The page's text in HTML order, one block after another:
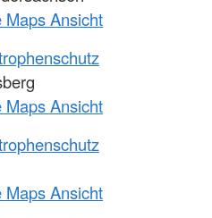
Maps Ansicht
Maps Ansicht
Maps Ansicht